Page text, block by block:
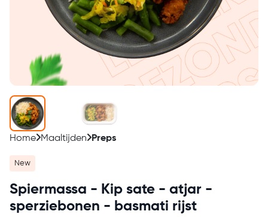
Home Maaltijden Preps
New
Spiermassa - Kip sate - atjar -
sperziebonen - basmati rijst